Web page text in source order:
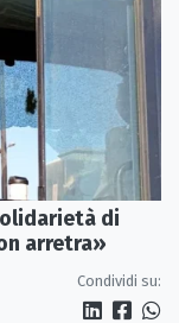
di
arretra»
Condividi su: